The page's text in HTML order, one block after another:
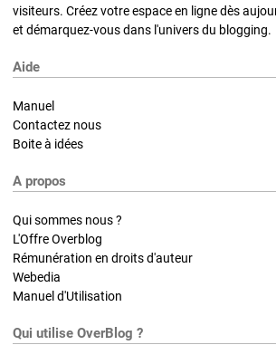
visiteurs. Créez votre espace en ligne dès
et démarquez-vous dans l'univers du blogging.
Aide
Manuel
Contactez nous
Boite à idées
A propos
Qui sommes nous ?
L'Offre Overblog
Rémunération en droits d'auteur
Webedia
Manuel d'Utilisation
Qui utilise OverBlog ?